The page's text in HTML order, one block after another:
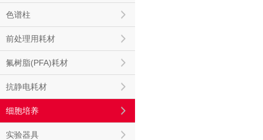
色谱柱
前处理用耗材
氟树脂(PFA)耗材
抗静电耗材
细胞培养
实验器具